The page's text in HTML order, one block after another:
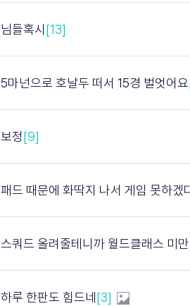
님들혹시 [13]
5마넌으로 호날두 떠서 15경 벌엇어요
보정[9]
패드 때문에 화딱지 나서 게임 못하겠
스쿼드 올려줄테니까 월드클래스 미만 댓글 달면 죽는
하루 한판도 힘드네 [3]